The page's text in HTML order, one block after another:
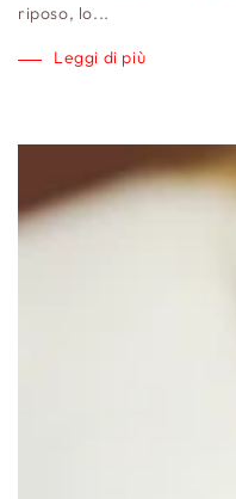
riposo, lo...
Leggi di più